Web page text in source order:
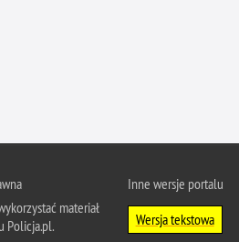
materiał
Policja.pl.
Inne wersje portalu
Wersja tekstowa